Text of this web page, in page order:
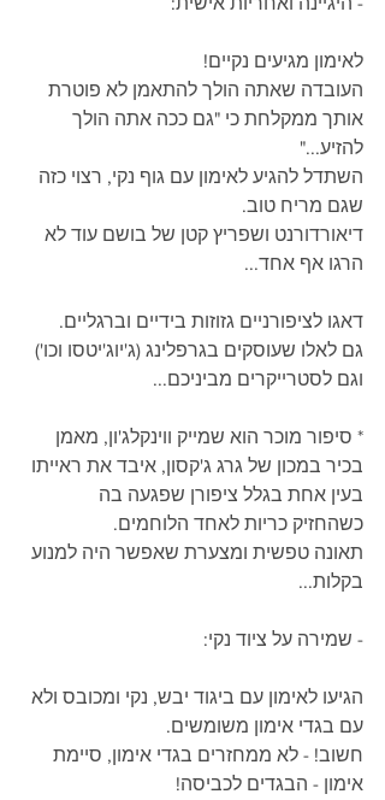
לאימון מגיעים נקיים!
העובדה שאתה הולך להתאמן לא פוטרת
אותך ממקלחת כי "גם ככה אתה הולך
להזיע..."
השתדל להגיע לאימון עם גוף נקי, רצוי כזה
שגם מריח טוב.
דיאורדורנט ושפריץ קטן של בושם עוד לא
הרגו אף אחד...
דאגו לציפורניים גזוזות בידיים וברגליים.
גם לאלו שעוסקים בגרפלינג (ג'יוג'יטסו וכו')
וגם לסטרייקרים מביניכם...
* סיפור מוכר הוא שמייק ווינקלג'ון, מאמן
בכיר במכון של גרג ג'קסון, איבד את ראייתו
בעין אחת בגלל ציפורן שפגעה בה
כשהחזיק כריות לאחד הלוחמים.
תאונה טפשית ומצערת שאפשר היה למנוע
בקלות...
- שמירה על ציוד נקי:
הגיעו לאימון עם ביגוד יבש, נקי ומכובס ולא
עם בגדי אימון משומשים.
חשוב! - לא ממחזרים בגדי אימון, סיימת
אימון - הבגדים לכביסה!